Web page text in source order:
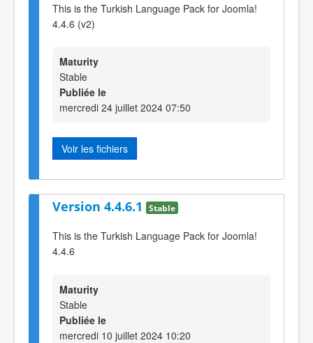
This is the Turkish Language Pack for Joomla!
4.4.6 (v2)
Maturity
Stable
Publiée le
mercredi 24 juillet 2024 07:50
Voir les fichiers
Version 4.4.6.1 Stable
This is the Turkish Language Pack for Joomla!
4.4.6
Maturity
Stable
Publiée le
mercredi 10 juillet 2024 10:20